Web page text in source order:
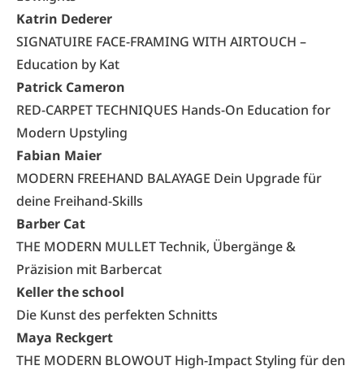
Katrin Dederer
SIGNATUIRE FACE-FRAMING WITH AIRTOUCH –
Education by Kat
Patrick Cameron
RED-CARPET TECHNIQUES Hands-On Education for
Modern Upstyling
Fabian Maier
MODERN FREEHAND BALAYAGE Dein Upgrade für
deine Freihand-Skills
Barber Cat
THE MODERN MULLET Technik, Übergänge &
Präzision mit Barbercat
Keller the school
Die Kunst des perfekten Schnitts
Maya Reckgert
THE MODERN BLOWOUT High-Impact Styling für den